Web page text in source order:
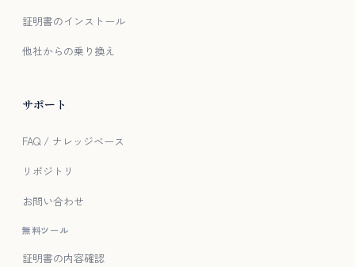
証明書のインストール
他社からの乗り換え
サポート
FAQ / ナレッジベース
リポジトリ
お問い合わせ
無料ツール
証明書の内容確認